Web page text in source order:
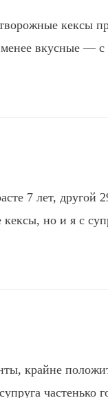
кексы
менее вкусные —
7 лет, другой
кексы, но и я с
крайне
частенько